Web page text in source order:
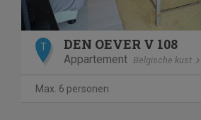
T DEN OEVER V 108
Appartement Belgische kust
Max. 6 personen